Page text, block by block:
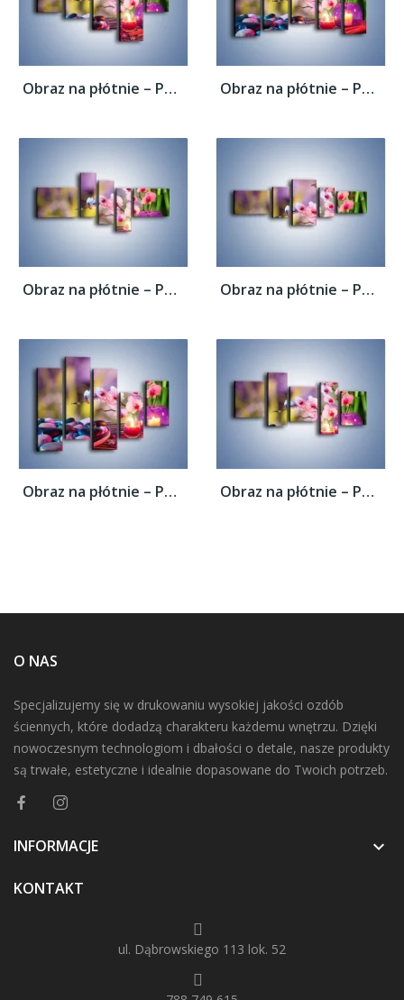
Obraz na płótnie – Pachnące kwiaty i... Obraz na płótnie – Pachnące kwiaty i...
Obraz na płótnie – Pachnące kwiaty i... Obraz na płótnie – Pachnące kwiaty i...
Obraz na płótnie – Pachnące kwiaty i... Obraz na płótnie – Pachnące kwiaty i...
O NAS
Specjalizujemy się w drukowaniu wysokiej jakości ozdób
ściennych, które dodadzą charakteru każdemu wnętrzu. Dzięki
nowoczesnym technologiom i dbałości o detale, nasze produkty
są trwałe, estetyczne i idealnie dopasowane do Twoich potrzeb.
INFORMACJE 
KONTAKT
ul. Dąbrowskiego 113 lok. 52